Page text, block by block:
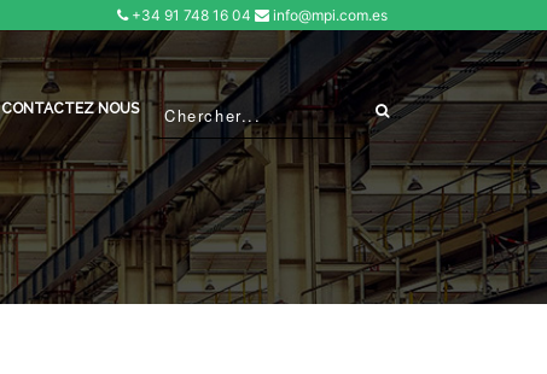
+34 91 748 16 04 info@mpi.com.es
CONTACTEZ NOUS